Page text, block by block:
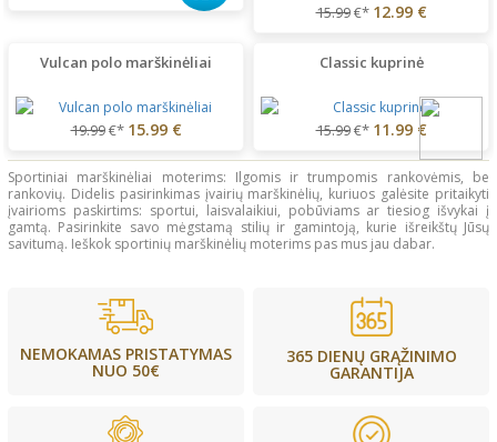
15.99€* 12.99 €
Vulcan polo marškinėliai
19.99€* 15.99 €
Classic kuprinė
15.99€* 11.99 €
Sportiniai marškinėliai moterims: Ilgomis ir trumpomis rankovėmis, be
rankovių. Didelis pasirinkimas įvairių marškinėlių, kuriuos galėsite pritaikyti
įvairioms paskirtims: sportui, laisvalaikiui, pobūviams ar tiesiog išvykai į
gamtą. Pasirinkite savo mėgstamą stilių ir gamintoją, kurie išreikštų Jūsų
savitumą. Ieškok sportinių marškinėlių moterims pas mus jau dabar.
NEMOKAMAS PRISTATYMAS
NUO 50€
365 DIENŲ GRĄŽINIMO
GARANTIJA